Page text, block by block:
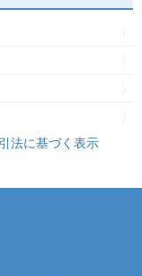
法に基づく表示